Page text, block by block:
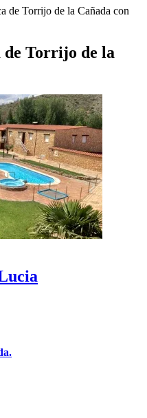
de Torrijo de la Cañada con
de Torrijo de la